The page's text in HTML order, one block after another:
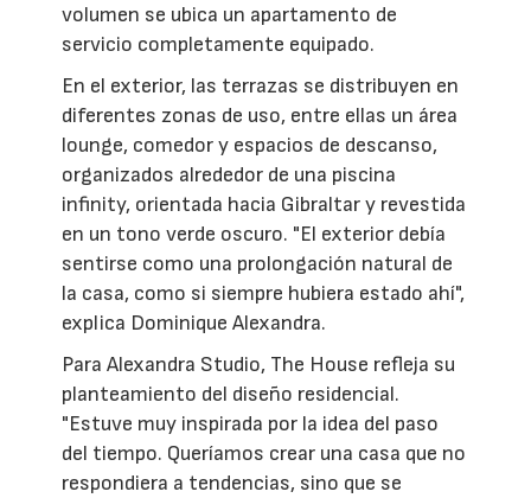
volumen se ubica un apartamento de
servicio completamente equipado.
En el exterior, las terrazas se distribuyen en
diferentes zonas de uso, entre ellas un área
lounge, comedor y espacios de descanso,
organizados alrededor de una piscina
infinity, orientada hacia Gibraltar y revestida
en un tono verde oscuro. "El exterior debía
sentirse como una prolongación natural de
la casa, como si siempre hubiera estado ahí",
explica Dominique Alexandra.
Para Alexandra Studio, The House refleja su
planteamiento del diseño residencial.
"Estuve muy inspirada por la idea del paso
del tiempo. Queríamos crear una casa que no
respondiera a tendencias, sino que se